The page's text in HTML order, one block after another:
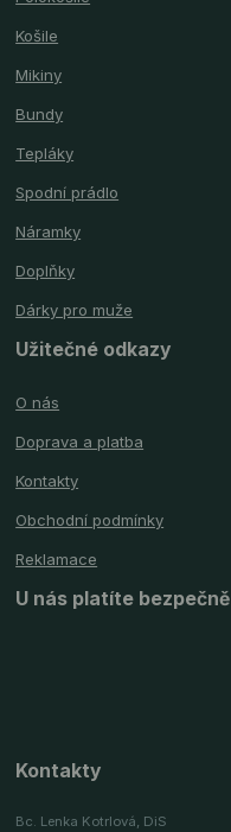
Košile
Mikiny
Bundy
Tepláky
Spodní prádlo
Náramky
Doplňky
Dárky pro muže
Užitečné odkazy
O nás
Doprava a platba
Kontakty
Obchodní podmínky
Reklamace
U nás platíte bezpečně
Kontakty
Bc. Lenka Kotrlová, DiS